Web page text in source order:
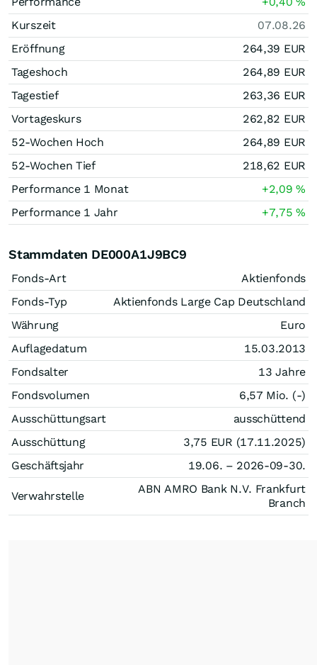
Kurszeit
07.08.26
Eröffnung
264,39 EUR
Tageshoch
264,89 EUR
Tagestief
263,36 EUR
Vortageskurs
262,82 EUR
52-Wochen Hoch
264,89 EUR
52-Wochen Tief
218,62 EUR
Performance 1 Monat
+2,09%
Performance 1 Jahr
+7,75%
Stammdaten DE000A1J9BC9
Fonds-Art
Aktienfonds
Fonds-Typ
Aktienfonds Large Cap Deutschland
Währung
Euro
Auflagedatum
15.03.2013
Fondsalter
13 Jahre
Fondsvolumen
6,57 Mio. (-)
Ausschüttungsart
ausschüttend
Ausschüttung
3,75 EUR (17.11.2025)
Geschäftsjahr
19.06. – 2026-09-30.
Verwahrstelle
ABN AMRO Bank N.V. Frankfurt
Branch